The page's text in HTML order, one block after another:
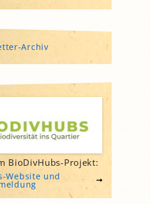
Archiv
BioDivHubs-Projekt:
Website und